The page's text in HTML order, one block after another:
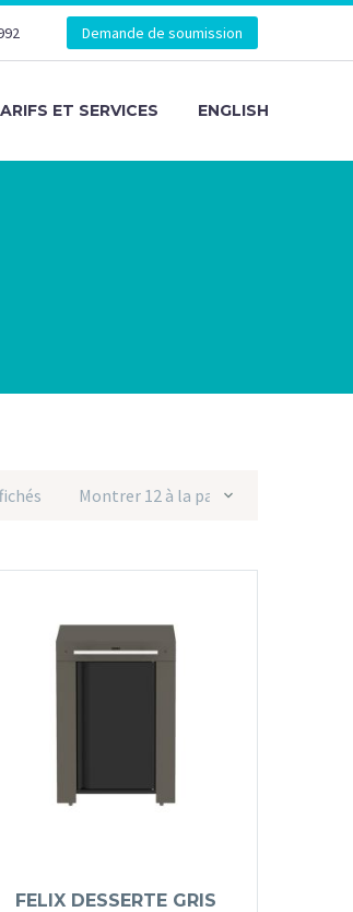
Demande de soumission
ET SERVICES ENGLISH
Montrer 12 à la page
FELIX DESSERTE GRIS